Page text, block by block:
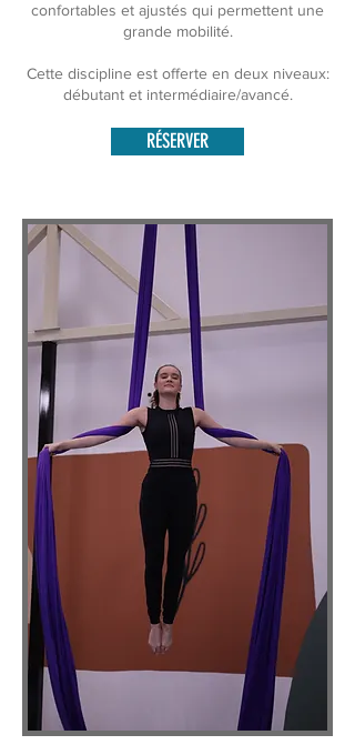
confortables et ajustés qui permettent une
grande mobilité.
Cette discipline est offerte en deux niveaux:
débutant et intermédiaire/avancé.
RÉSERVER